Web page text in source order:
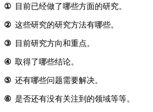
① 目前已经做了哪些方面的研究。
② 这些研究的研究方法有哪些。
③ 目前研究方向和重点。
④ 取得了哪些结论。
⑤ 还有哪些问题需要解决。
⑥ 是否还有没有关注到的领域等等。